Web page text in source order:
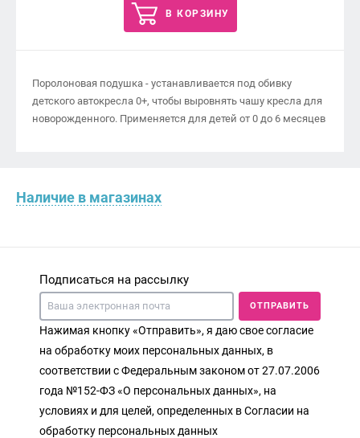
В КОРЗИНУ
Поролоновая подушка - устанавливается под обивку
детского автокресла 0+, чтобы выровнять чашу кресла для
новорожденного. Применяется для детей от 0 до 6 месяцев
Наличие в магазинах
Подписаться на рассылку
ОТПРАВИТЬ
Нажимая кнопку «Отправить», я даю свое согласие
на обработку моих персональных данных, в
соответствии с Федеральным законом от 27.07.2006
года №152-ФЗ «О персональных данных», на
условиях и для целей, определенных в Согласии на
обработку персональных данных